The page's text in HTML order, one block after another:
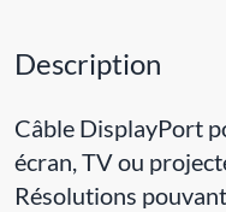
Description
Câble DisplayPort
écran, TV ou
Résolutions